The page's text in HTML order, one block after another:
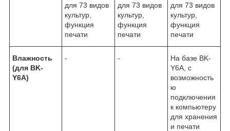
для 73 видов
культур,
функция
печати
для 73 видов
культур,
функция
печати
для 73 видов
культур,
функция
печати
Влажность
(для BK-
Y6A)
- -
На базе BK-
Y6A, с
возможность
ю
подключения
к компьютеру
для хранения
и печати